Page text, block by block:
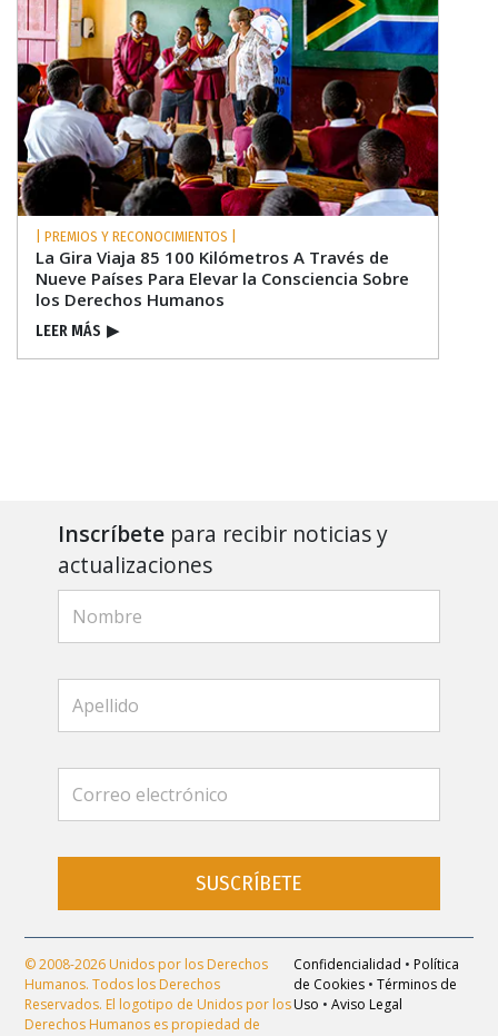
| PREMIOS Y RECONOCIMIENTOS |
La Gira Viaja 85 100 Kilómetros A Través de
Nueve Países Para Elevar la Consciencia Sobre
los Derechos Humanos
LEER MÁS ▶
Inscríbete para recibir noticias y
actualizaciones
SUSCRÍBETE
© 2008-2026 Unidos por los Derechos
Humanos. Todos los Derechos
Reservados. El logotipo de Unidos por los
Derechos Humanos es propiedad de
Confidencialidad • Política
de Cookies •Términos de
Uso •Aviso Legal